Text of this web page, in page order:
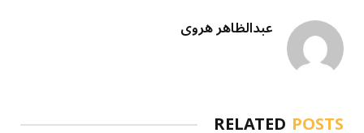
عبدالظاهر هروی
RELATED POSTS